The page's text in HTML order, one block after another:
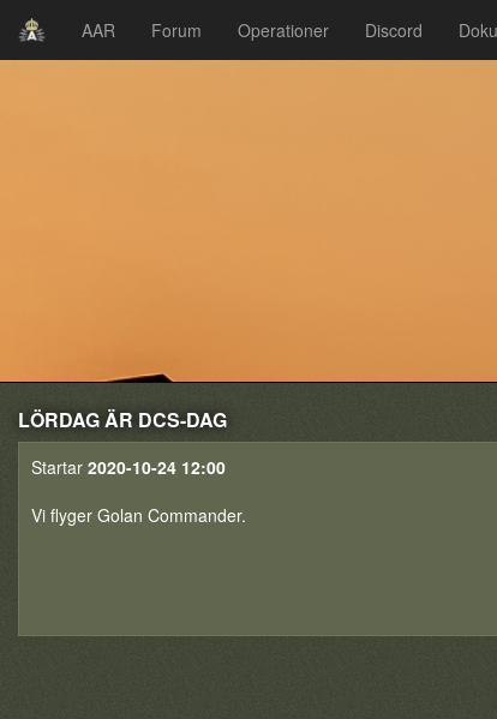
AAR Forum Operationer Discord
LÖRDAG ÄR DCS-DAG
Startar 2020-10-24 12:00
Vi flyger Golan Commander.